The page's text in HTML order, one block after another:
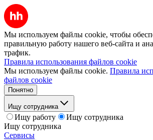
Мы используем файлы cookie, чтобы
правильную работу нашего веб-сайта и
трафик.
Правила использования файлов cookie
Мы используем файлы cookie. Правила
файлов cookie
Понятно
Ищу сотрудника
Ищу работу
Ищу сотрудника
Ищу сотрудника
Сервисы